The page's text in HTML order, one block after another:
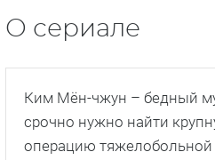
О сериале
Ким Мён-чжун – бедный
срочно нужно найти
операцию тяжелобольной